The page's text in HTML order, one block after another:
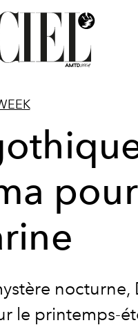
pour
nocturne,
le printemps-